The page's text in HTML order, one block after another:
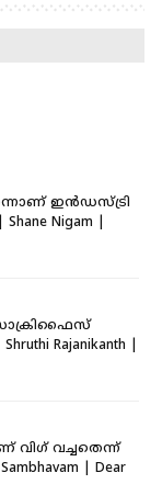
ഇന്‍ഡസ്ട്രി
Nigam |
Rajanikanth |
വച്ചതെന്ന്
| Dear